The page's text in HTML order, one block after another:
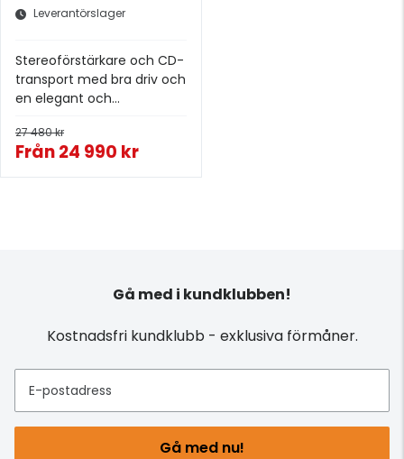
Leverantörslager
Stereoförstärkare och CD-
transport med bra driv och
en elegant och
27 480 kr
Från24 990 kr
Gå med i kundklubben!
Kostnadsfri kundklubb - exklusiva förmåner.
E-postadress
Gå med nu!